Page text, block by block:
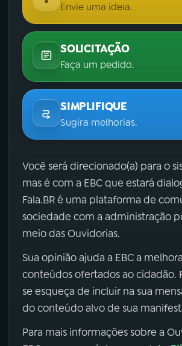
Envie uma ideia.
SOLICITAÇÃO
Faça um pedido.
SIMPLIFIQUE
Sugira melhorias.
Você será direcionado(a) para o
mas é com a EBC que estará
Fala.BR é uma plataforma de
sociedade com a administração
meio das Ouvidorias.
Sua opinião ajuda a EBC a
conteúdos ofertados ao cidadão.
se esqueça de incluir na sua
do conteúdo alvo de sua
Para mais informações sobre a